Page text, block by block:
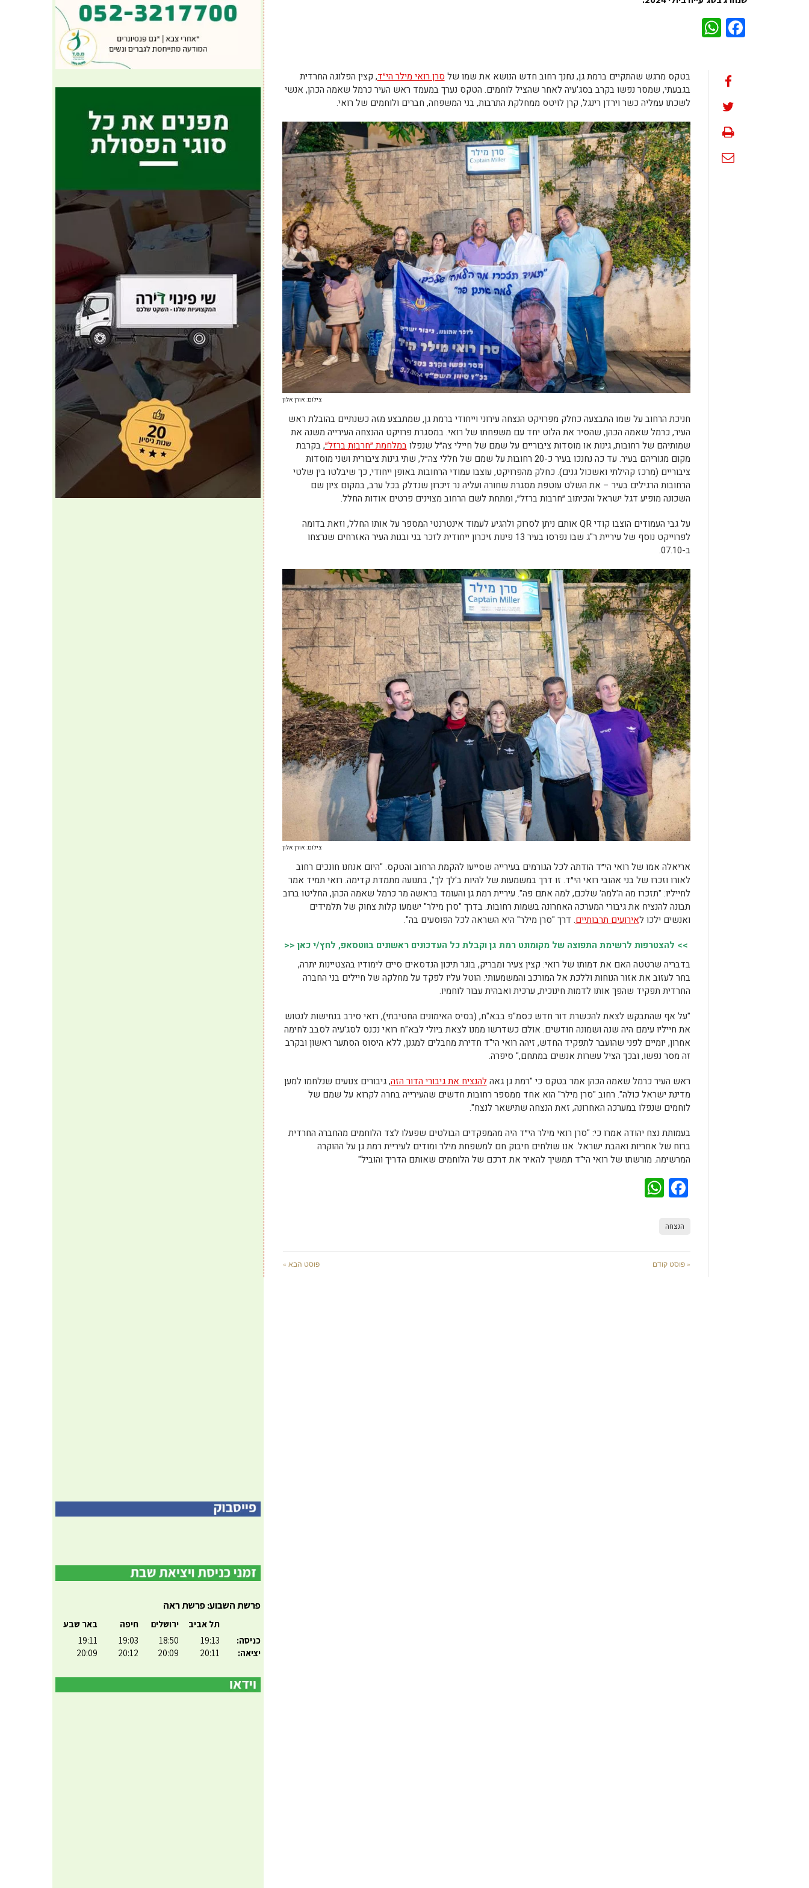
Facebook
בטקס מרגש שהתקיים ברמת גן, נחנך רחוב חדש הנושא את שמו של סרן רואי מילר הי״ד, קצין הפלוגה החרדית
בגבעתי, שמסר נפשו בקרב בסג'עיה לאחר שהציל לוחמים. הטקס נערך במעמד ראש העיר כרמל שאמה הכהן, אנשי
לשכתו עמליה כשר וירדן רינגל, קרן לויטס ממחלקת התרבות, בני המשפחה, חברים ולוחמים של רואי.
צילום: אורן אלון
חניכת הרחוב על שמו התבצעה כחלק מפרויקט הנצחה עירוני וייחודי ברמת גן, שמתבצע מזה כשנתיים בהובלת ראש
העיר, כרמל שאמה הכהן, שהסיר את הלוט יחד עם משפחתו של רואי. במסגרת פרויקט ההנצחה העירייה משנה את
שמותיהם של רחובות, גינות או מוסדות ציבוריים על שמם של חיילי צה״ל שנפלובמלחמת ״חרבות ברזל״, בקרבת
מקום מגוריהם בעיר. עד כה נחנכו בעיר כ-20 רחובות על שמם של חללי צה״ל, שתי גינות ציבורית ושני מוסדות
ציבוריים (מרכז קהילתי ואשכול גנים). כחלק מהפרויקט, עוצבו עמודי הרחובות באופן ייחודי, כך שיבלטו בין שלטי
הרחובות הרגילים בעיר – את השלט עוטפת מסגרת שחורה ועליה נר זיכרון שנדלק בכל ערב, במקום ציון שם
השכונה מופיע דגל ישראל והכיתוב ״חרבות ברזל״, ומתחת לשם הרחוב מצוינים פרטים אודות החלל.
על גבי העמודים הוצבו קודי QR אותם ניתן לסרוק ולהגיע לעמוד אינטרנטי המספר על אותו החלל, וזאת בדומה
לפרוייקט נוסף של עיריית ר"ג שבו נפרסו בעיר 13 פינות זיכרון ייחודית לזכר בני ובנות העיר האזרחים שנרצחו
ב-07.10.
צילום: אורן אלון
אריאלה אמו של רואי הי״ד הודתה לכל הגורמים בעירייה שסייעו להקמת הרחוב והטקס. "היום אנחנו חונכים רחוב
לאורו וזכרו של בני אהובי רואי הי״ד. זו דרך במשמעות של להיות ב'לך לך", בתנועה מתמדת קדימה. רואי תמיד אמר
לחייליו: "תזכרו מה ה'למה' שלכם, למה אתם פה". עיריית רמת גן והעומד בראשה מר כרמל שאמה הכהן, החליטו ברוב
תבונה להנציח את גיבורי המערכה האחרונה בשמות רחובות. בדרך "סרן מילר" ישמעו קלות צחוק של תלמידים
ואנשים ילכו לאירועים תרבותיים. דרך "סרן מילר" היא השראה לכל הפוסעים בה".
>> להצטרפות לרשימת התפוצה של מקומונט רמת גן וקבלת כל העדכונים ראשונים בווטסאפ, לחץ/י כאן <<
בדבריה שרטטה האם את דמותו של רואי: קצין צעיר ומבריק, בוגר תיכון הנדסאים סיים לימודיו בהצטיינות יתרה,
בחר לעזוב את אזור הנוחות וללכת אל המורכב והמשמעותי. הוטל עליו לפקד על מחלקה של חיילים בני החברה
החרדית תפקיד שהפך אותו לדמות חינוכית, ערכית ואבהית עבור לוחמיו.
"על אף שהתבקש לצאת להכשרת דור חדש כסמ"פ בבא"ח, (בסיס האימונים החטיבתי), רואי סירב בנחישות לנטוש
את חייליו עימם היה שנה ושמונה חודשים. אולם כשדרשו ממנו לצאת ביולי לבא"ח רואי נכנס לסג'עיה לסבב לחימה
אחרון, יומיים לפני שהועבר לתפקיד החדש, זיהה רואי הי"ד חדירת מחבלים למגנן, ללא היסוס הסתער ראשון ובקרב
זה מסר נפשו, ובכך הציל עשרות אנשים במתחם," סיפרה.
ראש העיר כרמל שאמה הכהן אמר בטקס כי "רמת גן גאהלהנציח את גיבורי הדור הזה, גיבורים צנועים שנלחמו למען
מדינת ישראל כולה". רחוב "סרן מילר" הוא אחד ממספר רחובות חדשים שהעירייה בחרה לקרוא על שמם של
לוחמים שנפלו במערכה האחרונה, זאת הנצחה שתישאר לנצח".
בעמותת נצח יהודה אמרו כי: "סרן רואי מילר הי״ד היה מהמפקדים הבולטים שפעלו לצד הלוחמים מהחברה החרדית
ברוח של אחריות ואהבת ישראל. אנו שולחים חיבוק חם למשפחת מילר ומודים לעיריית רמת גן על ההוקרה
המרשימה. מורשתו של רואי הי"ד תמשיך להאיר את דרכם של הלוחמים שאותם הדריך והוביל"
Facebook
הנצחה
« פוסט קודם פוסט הבא »
פרשת השבוע: פרשת ראה
כניסה:
יציאה:
תל אביב
19:13
20:11
ירושלים
18:50
20:09
חיפה
19:03
20:12
באר שבע
19:11
20:09